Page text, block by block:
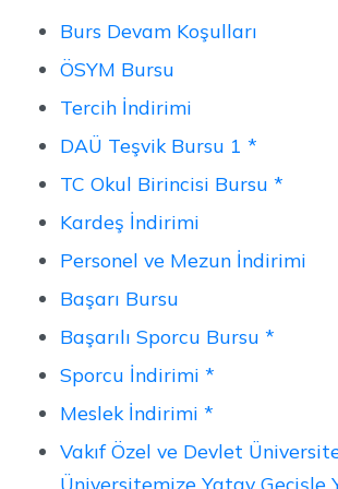
Burs Devam Koşulları
ÖSYM Bursu
Tercih İndirimi
DAÜ Teşvik Bursu 1 *
TC Okul Birincisi Bursu *
Kardeş İndirimi
Personel ve Mezun İndirimi
Başarı Bursu
Başarılı Sporcu Bursu *
Sporcu İndirimi *
Meslek İndirimi *
Vakıf Özel ve Devlet
Üniversitemize Yatay Geçişle